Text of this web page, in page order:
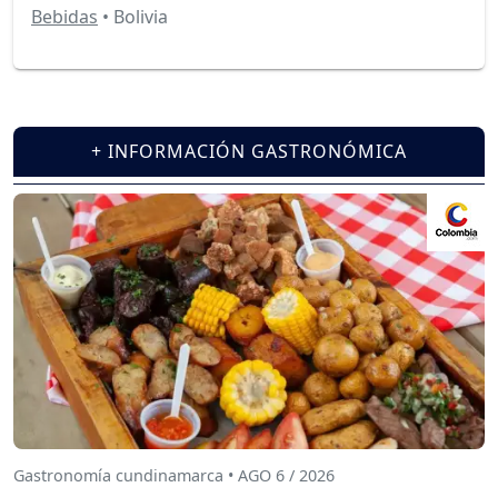
Bebidas • Bolivia
+ INFORMACIÓN GASTRONÓMICA
Gastronomía cundinamarca • AGO 6 / 2026